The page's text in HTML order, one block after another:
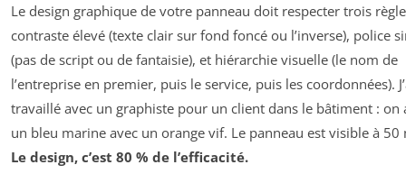
Le design graphique de votre panneau doit respecter trois
contraste élevé (texte clair sur fond foncé ou l’inverse), police
(pas de script ou de fantaisie), et hiérarchie visuelle (le nom de
l’entreprise en premier, puis le service, puis les coordonnées).
travaillé avec un graphiste pour un client dans le bâtiment : on
un bleu marine avec un orange vif. Le panneau est visible à 50
Le design, c’est 80 % de l’efficacité.